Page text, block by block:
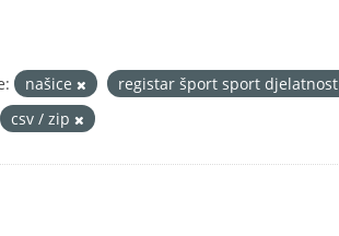
našice registar šport sport djelatnost
csv / zip